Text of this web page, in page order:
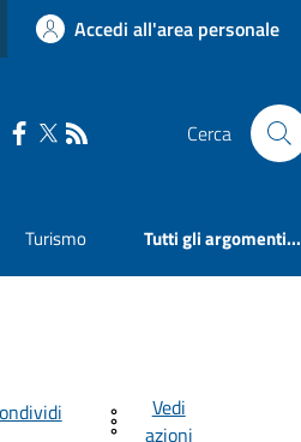
Accedi all'area personale
Cerca
Turismo Tutti gli argomenti...
Vedi
azioni